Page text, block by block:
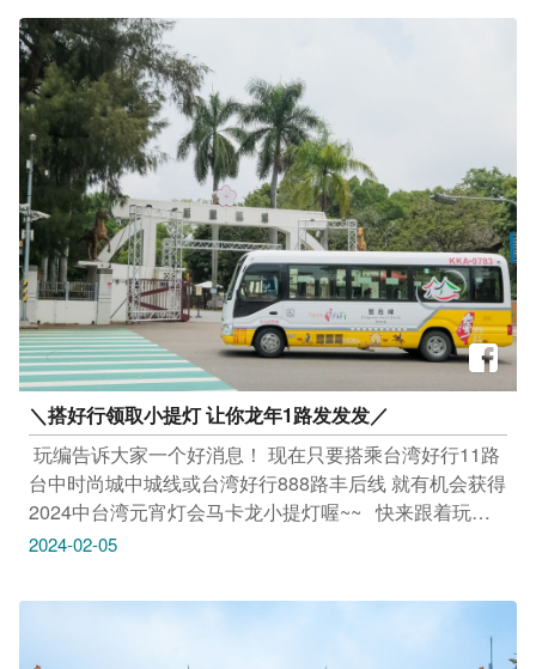
들이 풀커버 코스! 아이들 체력 방전도 하고 휴식도 취할
수도 있는 완벽한 타이중 관광공장을 소개합니다 约客厚
礼筑梦手创馆 地址：台中市后里区民生路520号 新天地
西洋博物馆 地址：台中市东区旱溪东路一段456号1F 纸
箱王创意园区 地址：台中市北屯区东山路二段2巷2号 帝
国制糖厂 地址：台中市东区乐业路30号 文化部文化资产
园区 地址：台中市南区复兴路三段362号 只要
Tag@taichungtravels 就有机会让你的美照在大玩台中
FB、IG、微博及台中观光旅游网上曝光喔！
#taichungtravels #travel #scenery #Landscape #taiwan
#taichung #discovertaichung #여행 #풍경 #観光 #旅行 #
风景 #台中 #大玩台中 #台中景点 #打卡景点 #台中风景 #
约客厚礼筑梦手创馆 #新天地西洋博物馆 #大坑纸箱王 #
帝国制糖厂 #文化部文化资产园区
＼搭好行领取小提灯 让你龙年1路发发发／
​ 玩编告诉大家一个好消息！ 现在只要搭乘台湾好行11路
台中时尚城中城线或台湾好行888路丰后线 就有机会获得
2024中台湾元宵灯会马卡龙小提灯喔~~ ​ ​ 快来跟着玩编
完成以下任务让你龙年1路发发发 ​ 【活动资讯】 时间：2
888丰后线，在车上找到路线公车的手拿板并拍照 ➋於本
2024-02-05